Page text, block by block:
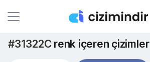
#31322Crenk içeren çizimler